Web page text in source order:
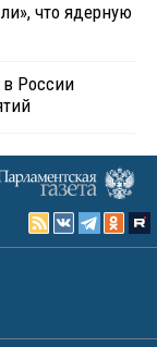
что ядерную
России